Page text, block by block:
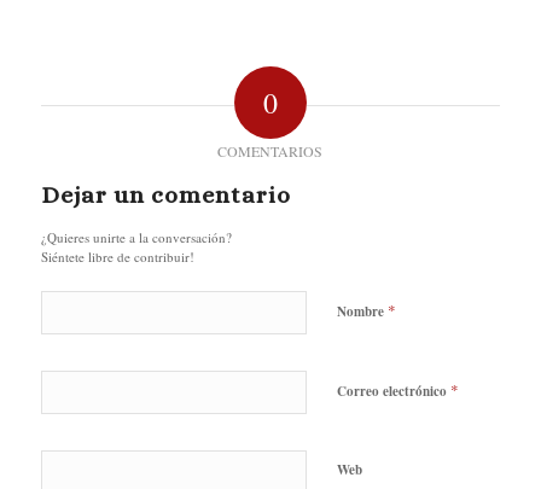
0
COMENTARIOS
Dejar un comentario
¿Quieres unirte a la conversación?
Siéntete libre de contribuir!
Nombre *
Correo electrónico *
Web